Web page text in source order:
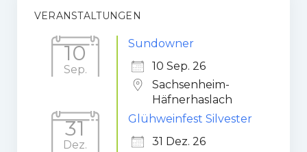
Fanshop
Kooperationen
VERANSTALTUNGEN
10
Sep.
Sundowner
10 Sep. 26
Sachsenheim-
Häfnerhaslach
31
Dez.
Glühweinfest Silvester
31 Dez. 26